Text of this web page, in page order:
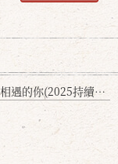
的你(2025持續更新